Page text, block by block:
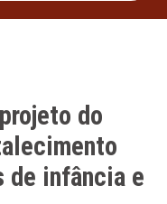
do
infância e